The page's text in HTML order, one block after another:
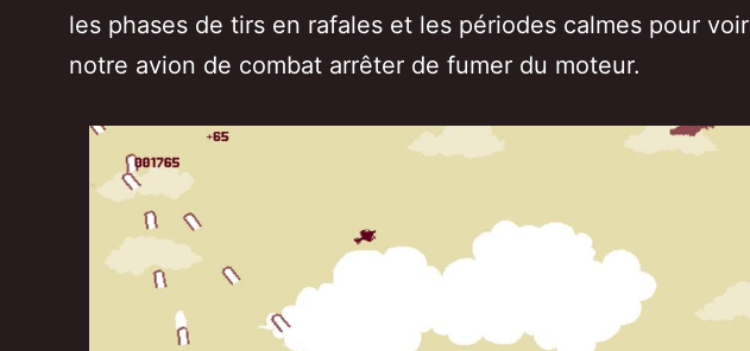
les phases de tirs en rafales et les périodes calmes pour voir
notre avion de combat arrêter de fumer du moteur.